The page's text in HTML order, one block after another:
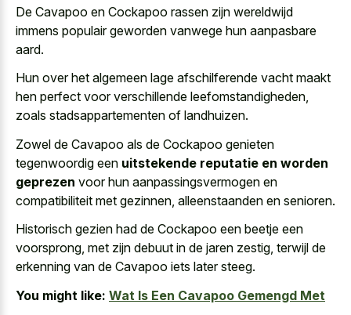
De Cavapoo en Cockapoo rassen zijn wereldwijd
immens populair geworden vanwege hun aanpasbare
aard.
Hun over het algemeen lage afschilferende vacht maakt
hen perfect voor verschillende leefomstandigheden,
zoals stadsappartementen of landhuizen.
Zowel de Cavapoo als de Cockapoo genieten
tegenwoordig een uitstekende reputatie en worden
geprezen voor hun aanpassingsvermogen en
compatibiliteit met gezinnen, alleenstaanden en senioren.
Historisch gezien had de Cockapoo een beetje een
voorsprong, met zijn debuut in de jaren zestig, terwijl de
erkenning van de Cavapoo iets later steeg.
You might like: Wat Is Een Cavapoo Gemengd Met